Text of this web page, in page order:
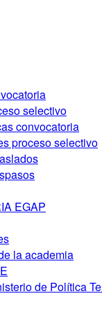
selectivo
convocatoria
proceso selectivo
EGAP
la academia
de Política